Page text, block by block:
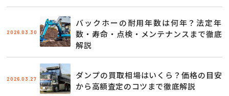
2026.03.30
バックホーの耐用年数は何年？法定年
数・寿命・点検・メンテナンスまで徹底
解説
2026.03.27
ダンプの買取相場はいくら？価格の目安
から高額査定のコツまで徹底解説